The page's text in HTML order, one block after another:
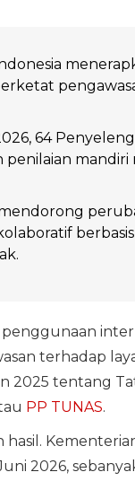
64
penilaian mandiri
terhadap
2025 tentang
PP TUNAS.
2026,